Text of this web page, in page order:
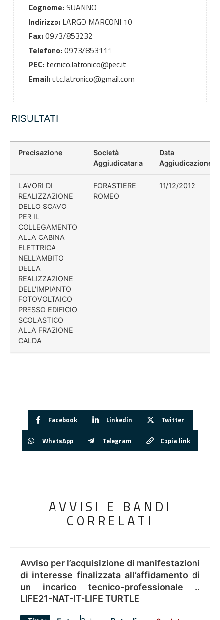
Cognome:SUANNO
Indirizzo:LARGO MARCONI 10
Fax:0973/853232
Telefono:0973/853111
PEC:tecnico.latronico@pec.it
Email:utc.latronico@gmail.com
RISULTATI
Precisazione
Società
Aggiudicataria
Data
Aggiudicazione
LAVORI DI
REALIZZAZIONE
DELLO SCAVO
PER IL
COLLEGAMENTO
ALLA CABINA
ELETTRICA
NELL'AMBITO
DELLA
REALIZZAZIONE
DELL'IMPIANTO
FOTOVOLTAICO
PRESSO EDIFICIO
SCOLASTICO
ALLA FRAZIONE
CALDA
FORASTIERE
ROMEO
11/12/2012
Facebook Linkedin Twitter
WhatsApp Telegram Copia link
AVVISI E BANDI
CORRELATI
Avviso per l’acquisizione di manifestazioni
di interesse finalizzata all’affidamento di
un incarico tecnico-professionale ..
LIFE21-NAT-IT-LIFE TURTLE